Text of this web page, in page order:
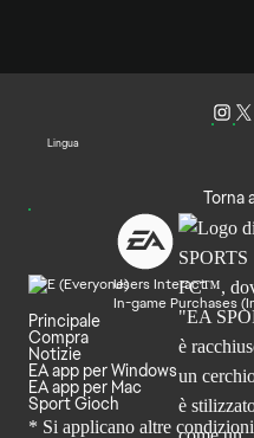
Lingua
Torna
Users Interact
In-game Purchases
Principale
Compra
Notizie
EA app per Windows
EA app per Mac
Sport Gioch
* Si applicano altre